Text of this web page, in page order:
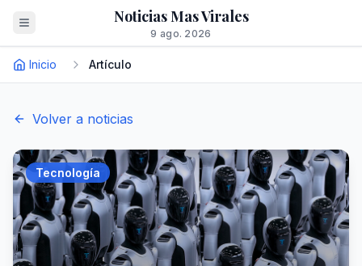
Noticias Mas Virales
9 ago. 2026
Inicio Artículo
Volver a noticias
Tecnología